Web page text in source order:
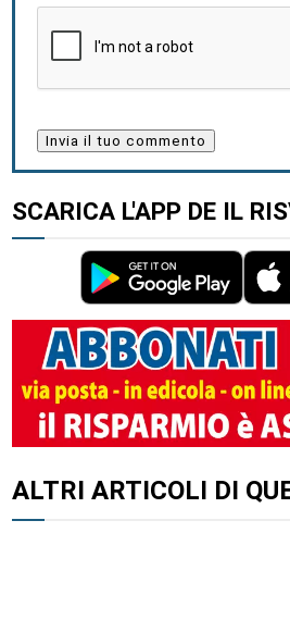
SCARICA L'APP DE IL
ALTRI ARTICOLI DI